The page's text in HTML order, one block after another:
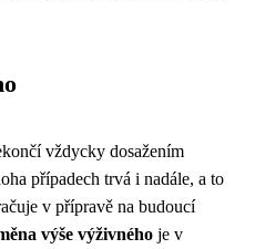
vždycky dosažením
případech trvá i nadále, a to
v přípravě na budoucí
výše výživného je v